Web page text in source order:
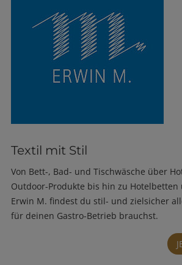
Textil mit Stil
Von Bett-, Bad- und Tischwäsche über
Outdoor-Produkte bis hin zu Hotelbetten
Erwin M. findest du stil- und zielsicher
für deinen Gastro-Betrieb brauchst.